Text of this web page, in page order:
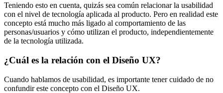
Teniendo esto en cuenta, quizás sea común relacionar la usabilidad
con el nivel de tecnología aplicada al producto. Pero en realidad este
concepto está mucho más ligado al comportamiento de las
personas/usuarios y cómo utilizan el producto, independientemente
de la tecnología utilizada.
¿Cuál es la relación con el Diseño UX?
Cuando hablamos de usabilidad, es importante tener cuidado de no
confundir este concepto con el Diseño UX.